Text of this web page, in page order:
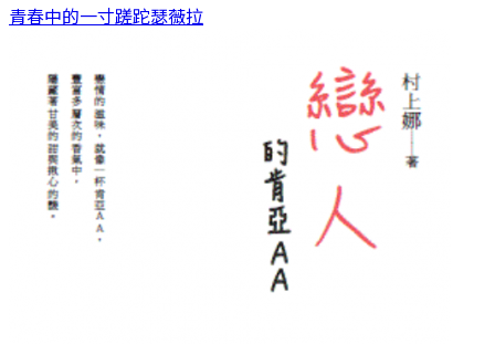
青春中的一寸蹉跎瑟薇拉